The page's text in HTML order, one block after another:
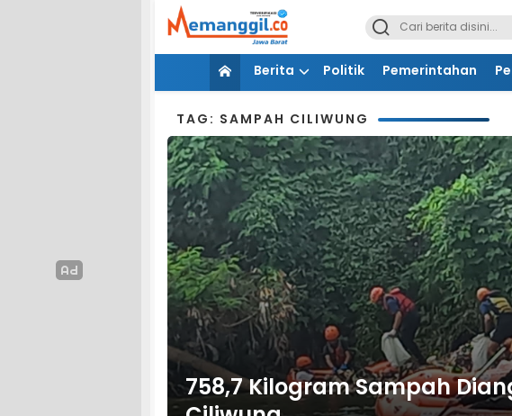
Berita Politik Pemerintahan
TAG: SAMPAH CILIWUNG
758,7 Kilogram Sampah